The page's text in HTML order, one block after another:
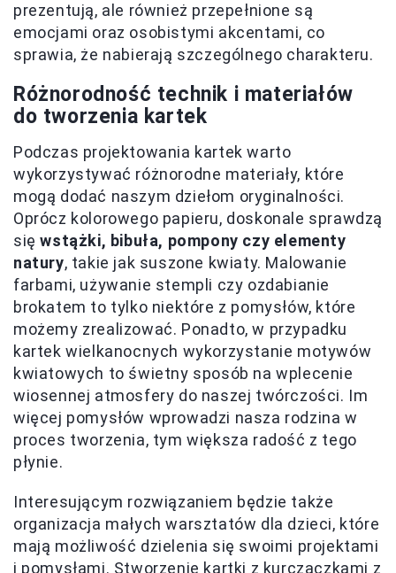
prezentują, ale również przepełnione są
emocjami oraz osobistymi akcentami, co
sprawia, że nabierają szczególnego charakteru.
Różnorodność technik i materiałów
do tworzenia kartek
Podczas projektowania kartek warto
wykorzystywać różnorodne materiały, które
mogą dodać naszym dziełom oryginalności.
Oprócz kolorowego papieru, doskonale sprawdzą
sięwstążki, bibuła, pompony czy elementy
natury, takie jak suszone kwiaty. Malowanie
farbami, używanie stempli czy ozdabianie
brokatem to tylko niektóre z pomysłów, które
możemy zrealizować. Ponadto, w przypadku
kartek wielkanocnych wykorzystanie motywów
kwiatowych to świetny sposób na wplecenie
wiosennej atmosfery do naszej twórczości. Im
więcej pomysłów wprowadzi nasza rodzina w
proces tworzenia, tym większa radość z tego
płynie.
Interesującym rozwiązaniem będzie także
organizacja małych warsztatów dla dzieci, które
mają możliwość dzielenia się swoimi projektami
i pomysłami. Stworzenie kartki z kurczaczkami z